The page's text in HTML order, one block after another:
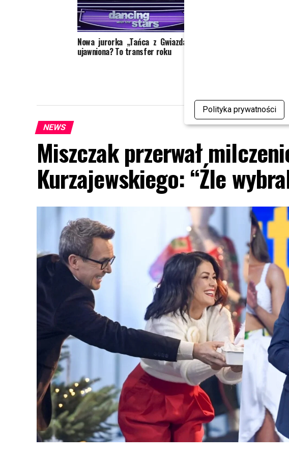
Polityka prywatności
Nowa jurorka „Tańca z Gwiazdami”
ujawniona? To transfer roku
NEWS
Miszczak przerwał
Kurzajewskiego: “Źle